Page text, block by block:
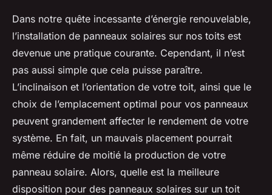
Quelle est la meilleure
disposition pour des panneaux
solaires sur un toit incliné?
Tom•30 avril 2024•6 min de lecture
Dans notre quête incessante d’énergie renouvelable,
l’installation de panneaux solaires sur nos toits est
devenue une pratique courante. Cependant, il n’est
pas aussi simple que cela puisse paraître.
L’inclinaison et l’orientation de votre toit, ainsi que le
choix de l’emplacement optimal pour vos panneaux
peuvent grandement affecter le rendement de votre
système. En fait, un mauvais placement pourrait
même réduire de moitié la production de votre
panneau solaire. Alors, quelle est la meilleure
disposition pour des panneaux solaires sur un toit